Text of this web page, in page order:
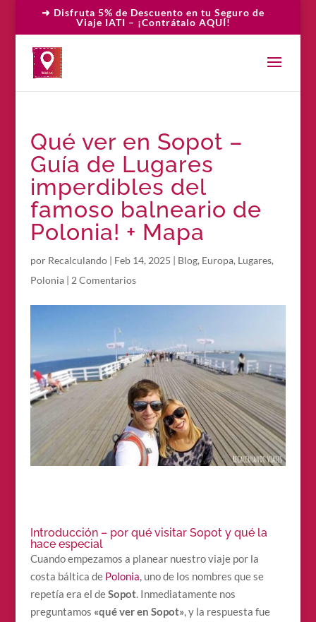
➜ Disfruta 5% de Descuento en tu Seguro de
Viaje IATI – ¡Contrátalo AQUÍ!
Qué ver en Sopot –
Guía de Lugares
imperdibles del
famoso balneario de
Polonia! + Mapa
por Recalculando| Feb 14, 2025 | Blog, Europa, Lugares,
Polonia| 2 Comentarios
Introducción – por qué visitar Sopot y qué la
hace especial
Cuando empezamos a planear nuestro viaje por la
costa báltica de Polonia , uno de los nombres que se
repetía era el deSopot. Inmediatamente nos
preguntamos «qué ver en Sopot», y la respuesta fue